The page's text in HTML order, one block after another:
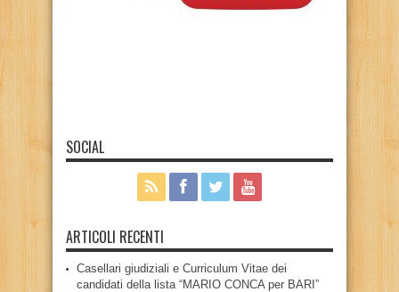
SOCIAL
ARTICOLI RECENTI
Casellari giudiziali e Curriculum Vitae dei
candidati della lista “MARIO CONCA per BARI”